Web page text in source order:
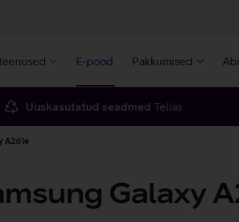
E-pood Pakkumised
Uuskasutatud seadmed Telias
A26'le
Galaxy